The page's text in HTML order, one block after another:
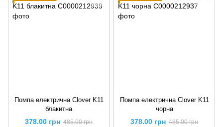
Помпа електрична Clover K11
блакитна
378.00 грн 485.00 грн
Помпа електрична Clover K11
чорна
378.00 грн 485.00 грн